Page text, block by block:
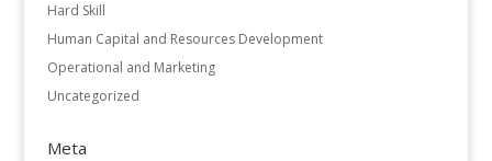
Hard Skill
Human Capital and Resources Development
Operational and Marketing
Uncategorized
Meta